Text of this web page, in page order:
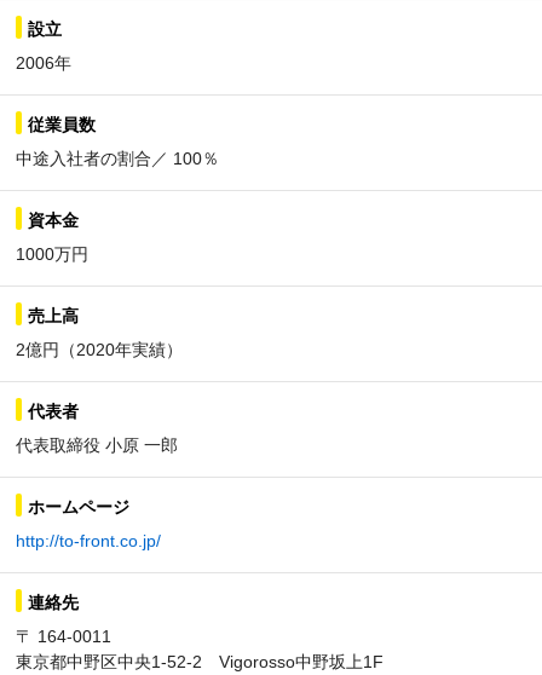
設立
2006年
従業員数
中途入社者の割合／ 100％
資本金
1000万円
売上高
2億円（2020年実績）
代表者
代表取締役 小原 一郎
ホームページ
http://to-front.co.jp/
連絡先
〒 164-0011
東京都中野区中央1-52-2 Vigorosso中野坂上1F